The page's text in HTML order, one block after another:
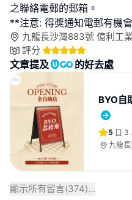
之聯絡電郵的郵箱。
**注意: 得獎通知電郵有機
九龍長沙灣883號 億利工
評分
文章提及 的好去處
BYO自
5 3
九龍
顯示所有留言(374)...